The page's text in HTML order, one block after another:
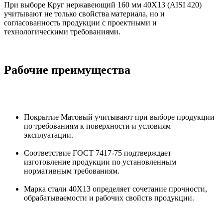
При выборе Круг нержавеющий 160 мм 40Х13 (AISI 420)
учитывают не только свойства материала, но и
согласованность продукции с проектными и
технологическими требованиями.
Рабочие преимущества
Покрытие Матовый учитывают при выборе продукции
по требованиям к поверхности и условиям
эксплуатации.
Соответствие ГОСТ 7417-75 подтверждает
изготовление продукции по установленным
нормативным требованиям.
Марка стали 40Х13 определяет сочетание прочности,
обрабатываемости и рабочих свойств продукции.